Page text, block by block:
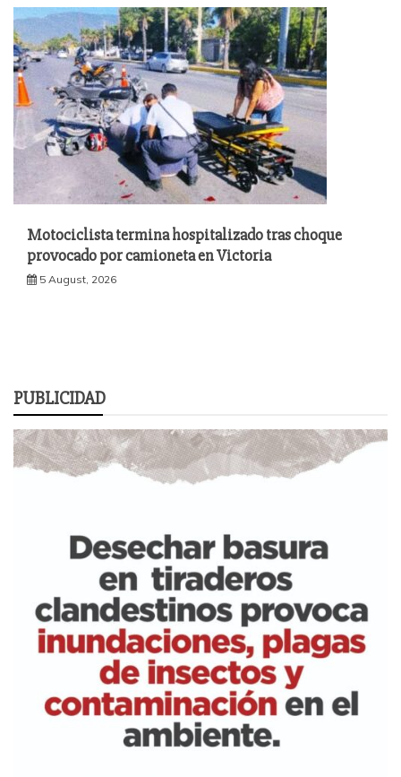
Motociclista termina hospitalizado tras choque
provocado por camioneta en Victoria
5 August, 2026
PUBLICIDAD